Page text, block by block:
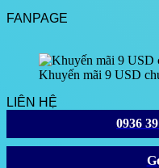
FANPAGE
Khuyến mãi 9 USD
LIÊN HỆ
0936